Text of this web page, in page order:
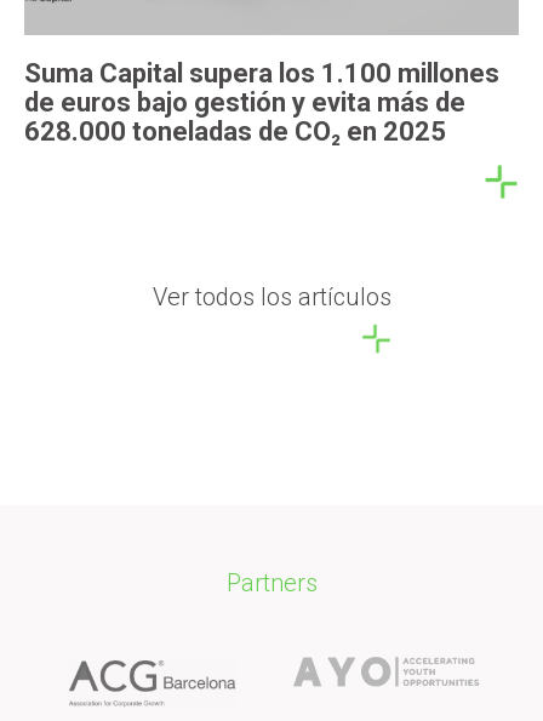
Suma Capital supera los 1.100 millones
de euros bajo gestión y evita más de
628.000 toneladas de CO₂ en 2025
Ver todos los artículos
Partners